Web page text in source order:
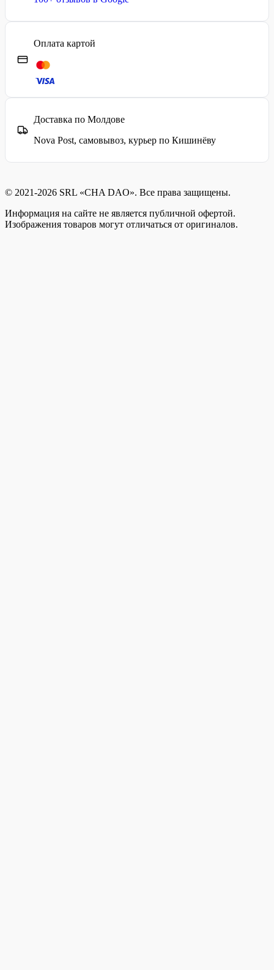
Оплата картой
Доставка по Молдове
Nova Post, самовывоз, курьер по Кишинёву
© 2021-2026 SRL «CHA DAO». Все права защищены.
Информация на сайте не является публичной офертой.
Изображения товаров могут отличаться от оригиналов.